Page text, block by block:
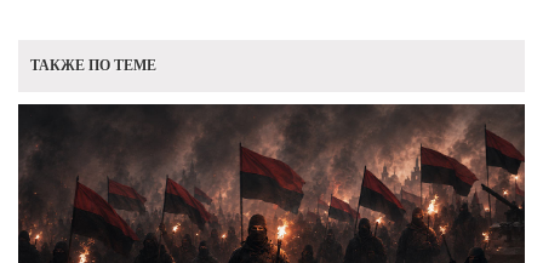
ТАКЖЕ ПО ТЕМЕ